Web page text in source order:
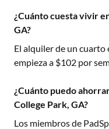
¿Cuánto cuesta vivir
GA?
El alquiler de un cuarto
empieza a $102 por
¿Cuánto puedo
College Park, GA?
Los miembros de